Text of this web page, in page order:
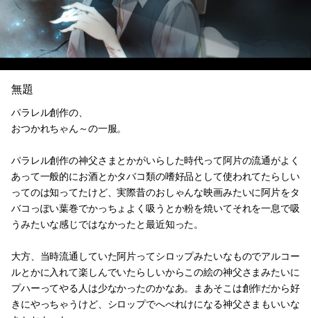
無題
パラレル創作の、
おつかれちゃん～の一服。
パラレル創作の神父さまとかがいらした時代って阿片の流通がよく
あって一般的にお酒とかタバコ類の嗜好品として使われてたらしい
ってのは知ってたけど、実際昔のおしゃんな映画みたいに阿片をタ
バコっぽい葉巻でかっちょよく吸うとか粉を焼いてそれを一息で吸
うみたいな感じではなかったと最近知った。
大方、当時流通していた阿片ってシロップみたいなものでアルコー
ルとかに入れて楽しんでいたらしいからこの絵の神父さまみたいに
プハーってやる人は少なかったのかなあ。まあそこは創作だから好
きにやっちゃうけど、シロップでへべれけになる神父さまもいいな